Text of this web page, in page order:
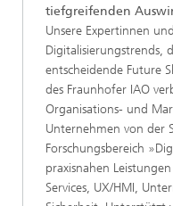
tiefgreifenden
Unsere Expertinnen
Digitalisierungstrends,
entscheidende Future
des Fraunhofer IAO
Organisations- und
Unternehmen von der
Forschungsbereich
praxisnahen
Services, UX/HMI,